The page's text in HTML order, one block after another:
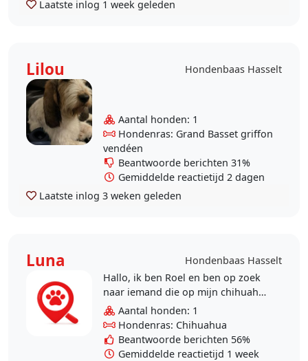
Laatste inlog 1 week geleden
Lilou Hondenbaas Hasselt
Aantal honden: 1
Hondenras: Grand Basset griffon
vendéen
Beantwoorde berichten 31%
Gemiddelde reactietijd 2 dagen
Laatste inlog 3 weken geleden
Luna
Hondenbaas Hasselt
Hallo, ik ben Roel en ben op zoek
naar iemand die op mijn chihuahua
Luna wil passen tijdens mijn
vakantie. Dit bij de oppas thuis in
huiselijke..
Aantal honden: 1
Hondenras: Chihuahua
Beantwoorde berichten 56%
Gemiddelde reactietijd 1 week